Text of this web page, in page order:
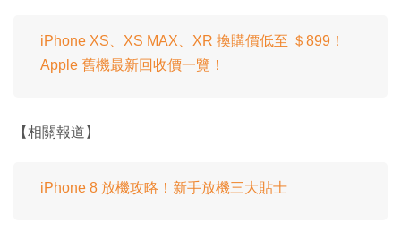
iPhone XS、XS MAX、XR 換購價低至 ＄899！
Apple 舊機最新回收價一覽！
【相關報道】
iPhone 8 放機攻略！新手放機三大貼士